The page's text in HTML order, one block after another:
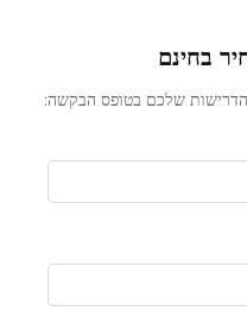
בחינם
הדרישות שלכם בטופס הבקשה: